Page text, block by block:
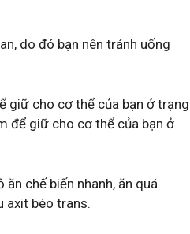
do đó bạn nên tránh uống
giữ cho cơ thể của bạn ở trạng
để giữ cho cơ thể của bạn ở
chế biến nhanh, ăn quá
axit béo trans.